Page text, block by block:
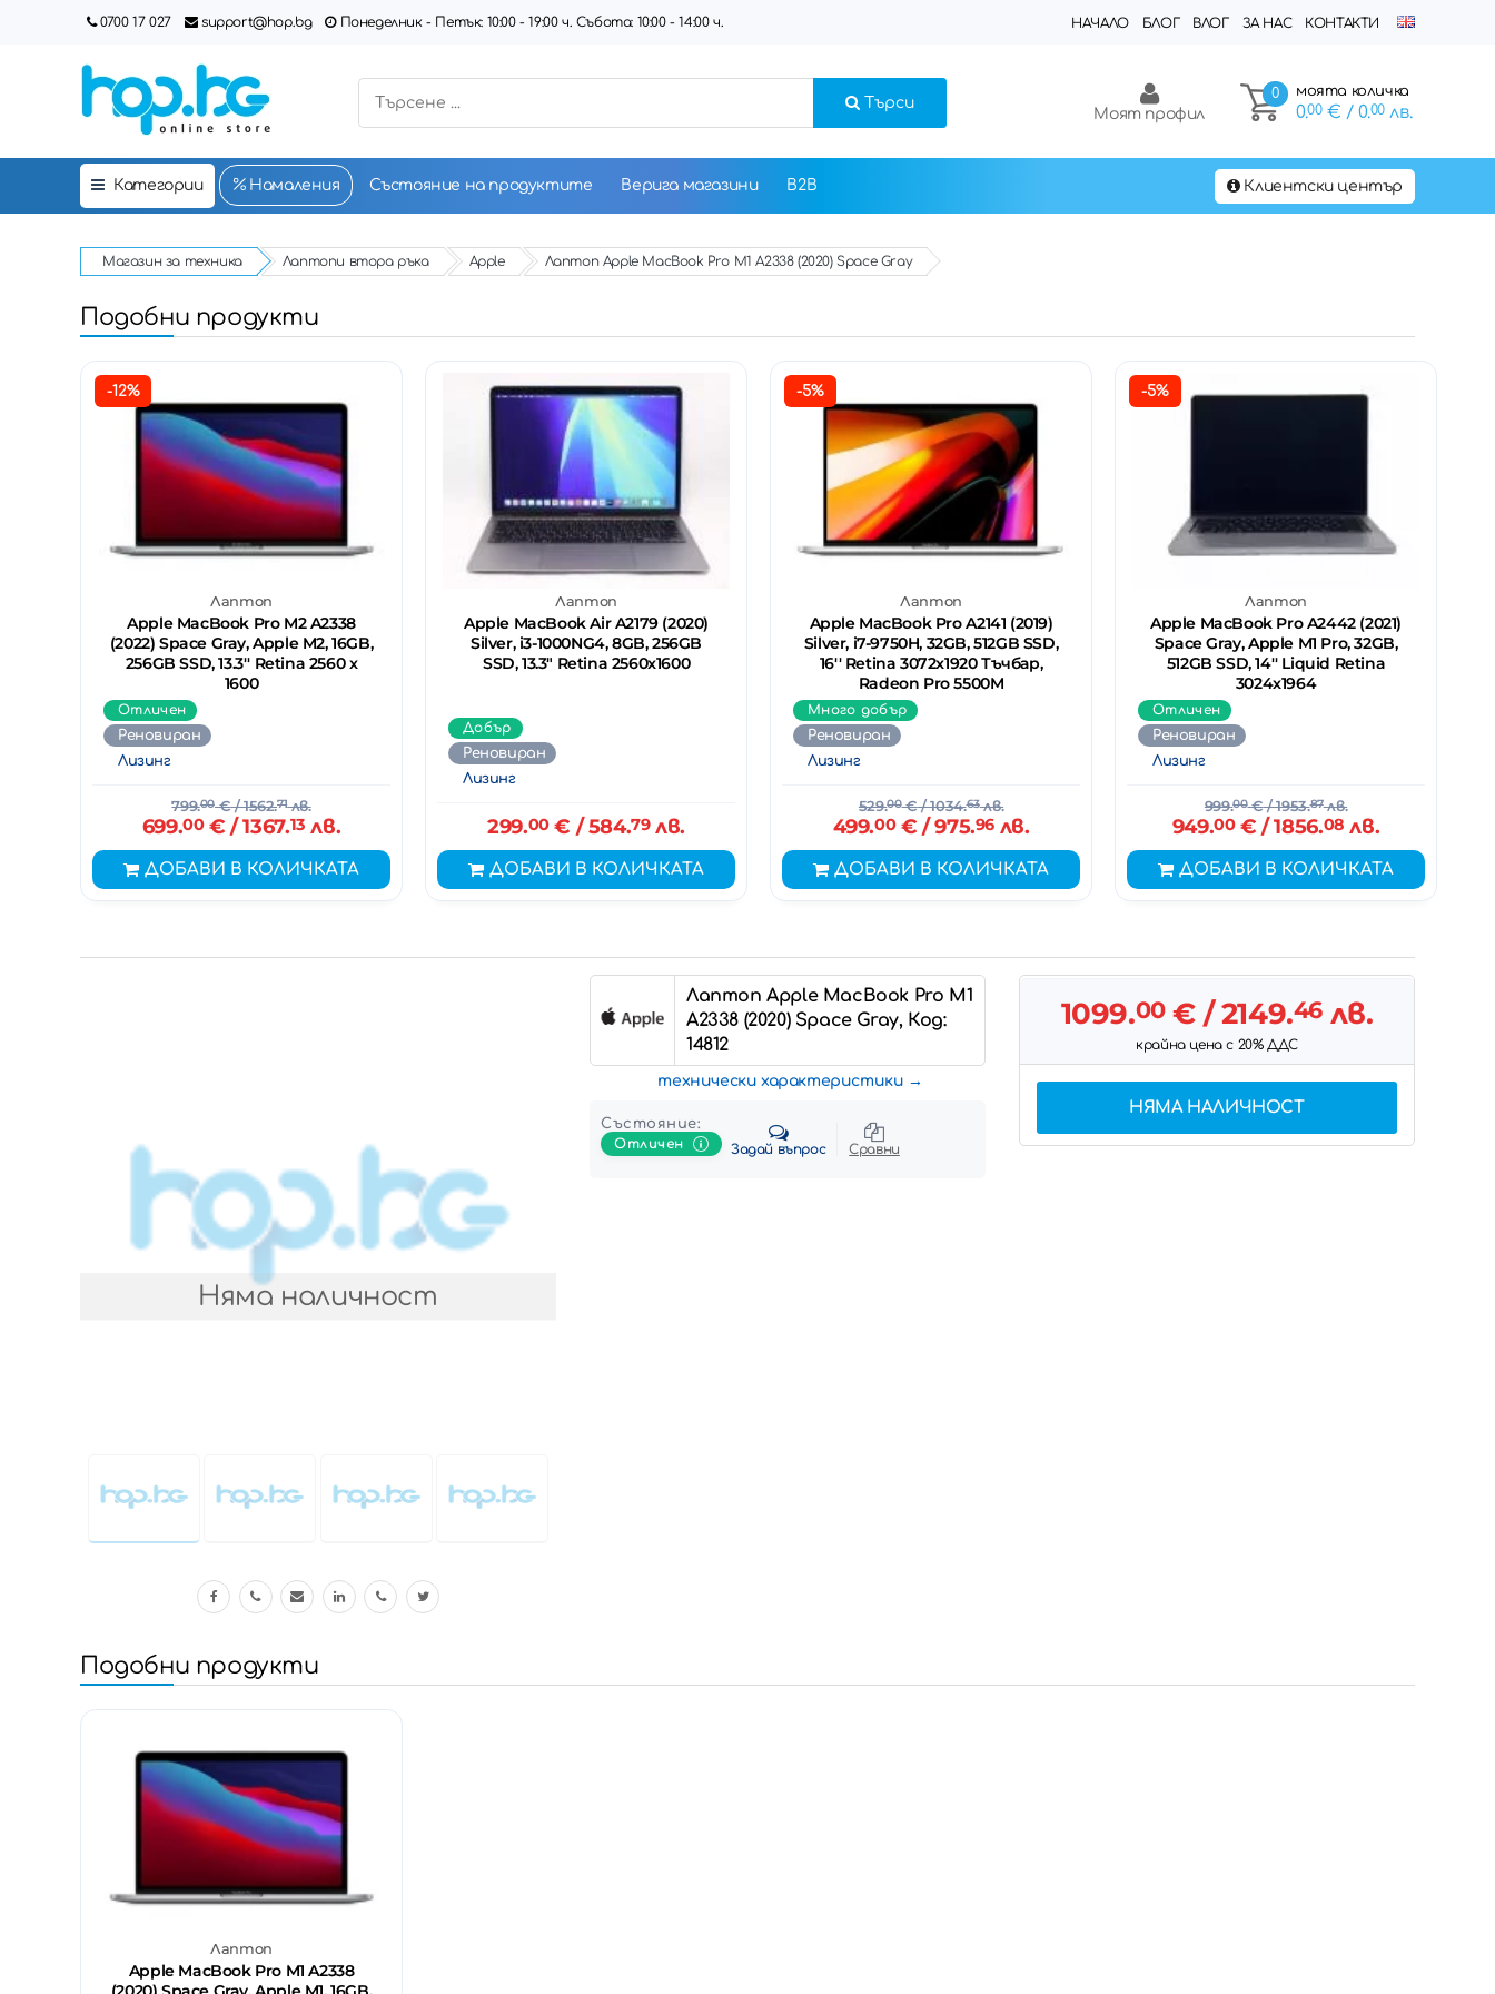
0700 17 027 support@hop.bg Понеделник - Петък: 10:00 - 19:00 ч. Събота: 10:00 - 14:00 ч. НАЧАЛО БЛОГ ВЛОГ ЗА НАС КОНТАКТИ
Търси
0 моята количка
0.00€ / 0.00лв.
Моят профил
Категории Намаления Състояние на продуктите Верига магазини B2B Клиентски център
Магазин за техника Лаптопи втора ръка Apple Лаптоп Apple MacBook Pro M1 A2338 (2020) Space Gray
Подобни продукти
-12%
Лаптоп
Apple MacBook Pro M2 A2338
(2022) Space Gray, Apple M2, 16GB,
256GB SSD, 13.3'' Retina 2560 x
1600
Отличен
Реновиран
Лизинг
799.00€/ 1562.71лв.
699.00€ / 1367.13 лв.
ДОБАВИ В КОЛИЧКАТА
Лаптоп
Apple MacBook Air A2179 (2020)
Silver, i3-1000NG4, 8GB, 256GB
SSD, 13.3" Retina 2560x1600
Добър
Реновиран
Лизинг
299.00€ / 584.79лв.
ДОБАВИ В КОЛИЧКАТА
-5%
Лаптоп
Apple MacBook Pro A2141 (2019)
Silver, i7-9750H, 32GB, 512GB SSD,
16'' Retina 3072x1920 Тъчбар,
Radeon Pro 5500M
Много добър
Реновиран
Лизинг
529.00€/ 1034.63лв.
499.00€ / 975.96лв.
ДОБАВИ В КОЛИЧКАТА
-5%
Лаптоп
Apple MacBook Pro A2442 (2021)
Space Gray, Apple M1 Pro, 32GB,
512GB SSD, 14'' Liquid Retina
3024x1964
Отличен
Реновиран
Лизинг
999.00€/ 1953.87лв.
949.00€ / 1856.08 лв.
ДОБАВИ В КОЛИЧКАТА
Няма наличност
Лаптоп Apple MacBook Pro M1
A2338 (2020) Space Gray, Код:
14812
технически характеристики
Състояние:
Отличен
Задай въпрос Сравни
1099.00€/ 2149.46 лв.
крайна цена с 20% ДДС
НЯМА НАЛИЧНОСТ
Подобни продукти
Лаптоп
Apple MacBook Pro M1 A2338